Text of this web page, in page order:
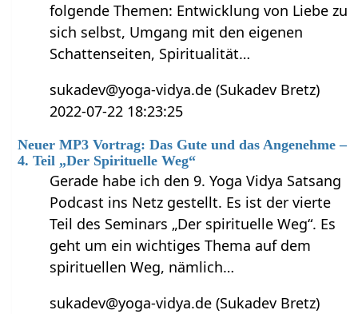
folgende Themen: Entwicklung von Liebe zu
sich selbst, Umgang mit den eigenen
Schattenseiten, Spiritualität…
sukadev@yoga-vidya.de (Sukadev Bretz)
2022-07-22 18:23:25
Neuer MP3 Vortrag: Das Gute und das Angenehme –
4. Teil „Der Spirituelle Weg“
Gerade habe ich den 9. Yoga Vidya Satsang
Podcast ins Netz gestellt. Es ist der vierte
Teil des Seminars „Der spirituelle Weg“. Es
geht um ein wichtiges Thema auf dem
spirituellen Weg, nämlich…
sukadev@yoga-vidya.de (Sukadev Bretz)